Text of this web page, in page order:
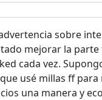
sobre
mejorar la parte
cada vez.
usé millas ff
una manera y